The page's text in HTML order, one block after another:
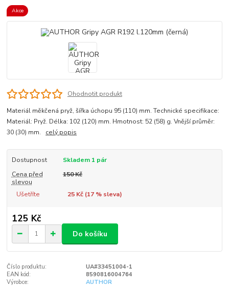
Akce
Ohodnotit produkt
Materiál měkčená pryž, šířka úchopu 95 (110) mm. Technické specifikace:
Materiál: Pryž. Délka: 102 (120) mm. Hmotnost: 52 (58) g. Vnější průměr:
30 (30) mm. celý popis
Dostupnost
Skladem 1 pár
Cena před
slevou
150 Kč
Ušetříte 25 Kč (17% sleva)
125 Kč
Do košíku
Číslo produktu:
UA#33451004-1
EAN kód:
8590816004764
Výrobce:
AUTHOR